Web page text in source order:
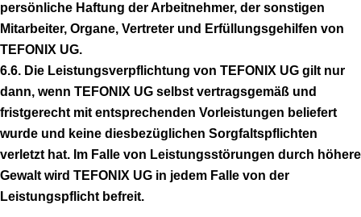
persönliche Haftung der Arbeitnehmer, der sonstigen
Mitarbeiter, Organe, Vertreter und Erfüllungsgehilfen von
TEFONIX UG.
6.6. Die Leistungsverpflichtung von TEFONIX UG gilt nur
dann, wenn TEFONIX UG selbst vertragsgemäß und
fristgerecht mit entsprechenden Vorleistungen beliefert
wurde und keine diesbezüglichen Sorgfaltspflichten
verletzt hat. Im Falle von Leistungsstörungen durch höhere
Gewalt wird TEFONIX UG in jedem Falle von der
Leistungspflicht befreit.